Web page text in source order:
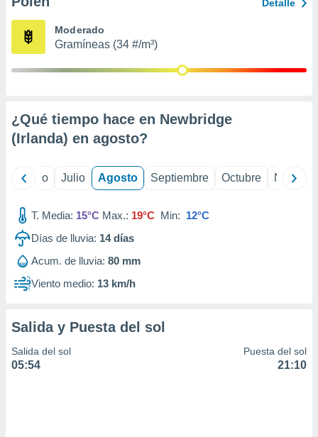
publicidad
1199
Detalle
Moderado
Gramíneas (34 #/m³)
¿Qué tiempo hace en Newbridge
(Irlanda) en agosto?
Junio Julio Agosto Septiembre Octubre
T. Media: 15°C Max.: 19°C Min: 12°C
Días de lluvia: 14días
Acum. de lluvia: 80 mm
Viento medio: 13 km/h
Salida y Puesta del sol
Salida del sol
05:54
Puesta del sol
21:10